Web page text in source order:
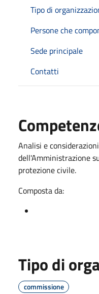
Tipo di
Persone che
Sede principale
Contatti
Analisi e
dell'Amministrazione
protezione civile.
Composta da:
Tipo di
commissione